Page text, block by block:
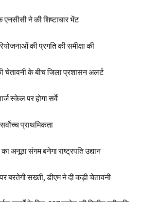
ने की शिष्टाचार भेंट
की प्रगति की समीक्षा की
चेतावनी के बीच जिला प्रशासन अलर्ट
स्केल पर होगा सर्वे
प्राथमिकता
अनूठा संगम बनेगा राष्ट्रपति उद्यान
बरतेगी सख्ती, डीएम ने दी कड़ी चेतावनी